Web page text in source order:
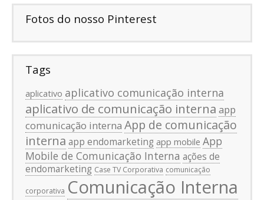
Fotos do nosso Pinterest
Tags
aplicativo aplicativo comunicação interna
aplicativo de comunicação interna app
comunicação interna App de comunicação
interna app endomarketing app mobile App
Mobile de Comunicação Interna ações de
endomarketing Case TV Corporativa comunicação
corporativa Comunicação Interna